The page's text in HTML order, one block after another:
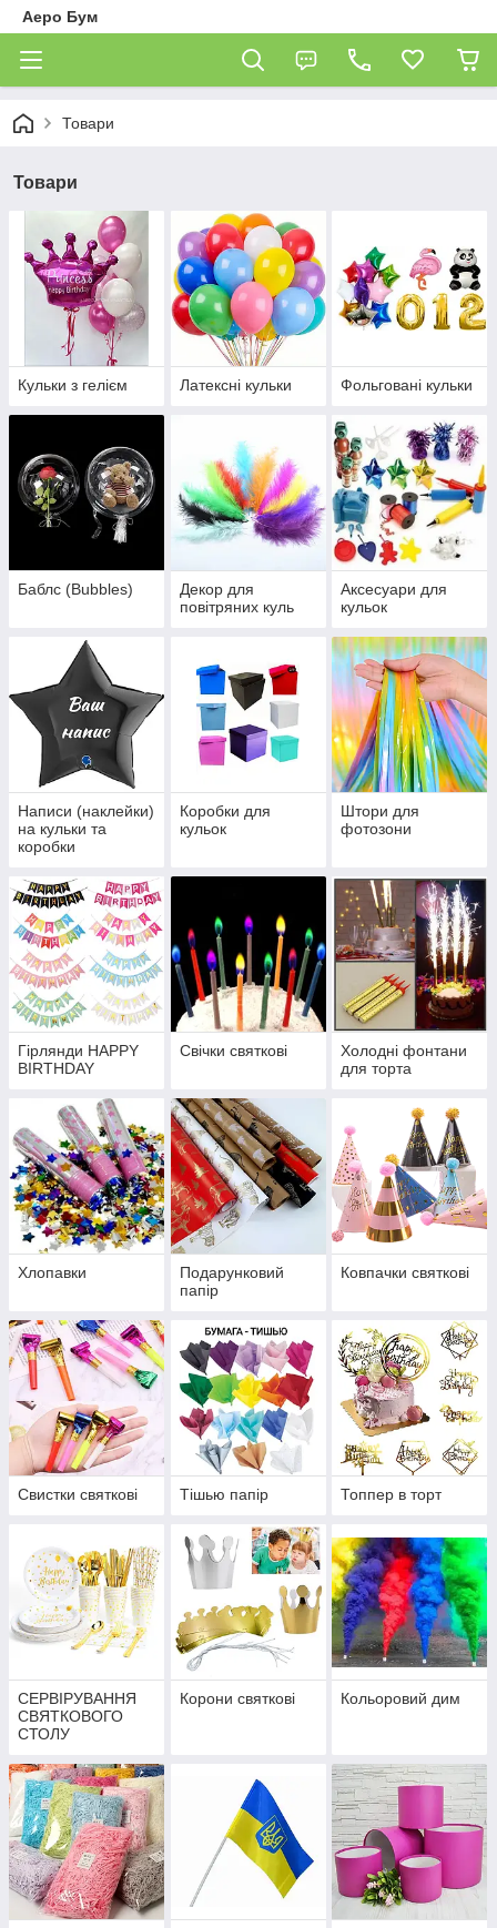
Аеро Бум
Товари
Товари
Кульки з гелієм Латексні кульки Фольговані кульки
Баблс (Bubbles)
Декор для
повітряних куль
Аксесуари для
кульок
Написи (наклейки)
на кульки та
коробки
Коробки для
кульок
Штори для
фотозони
Гірлянди HAPPY
BIRTHDAY
Свічки святкові
Холодні фонтани
для торта
Хлопавки
Подарунковий
папір
Ковпачки святкові
Свистки святкові Тішью папір Топпер в торт
СЕРВІРУВАННЯ
СВЯТКОВОГО
СТОЛУ
Корони святкові Кольоровий дим